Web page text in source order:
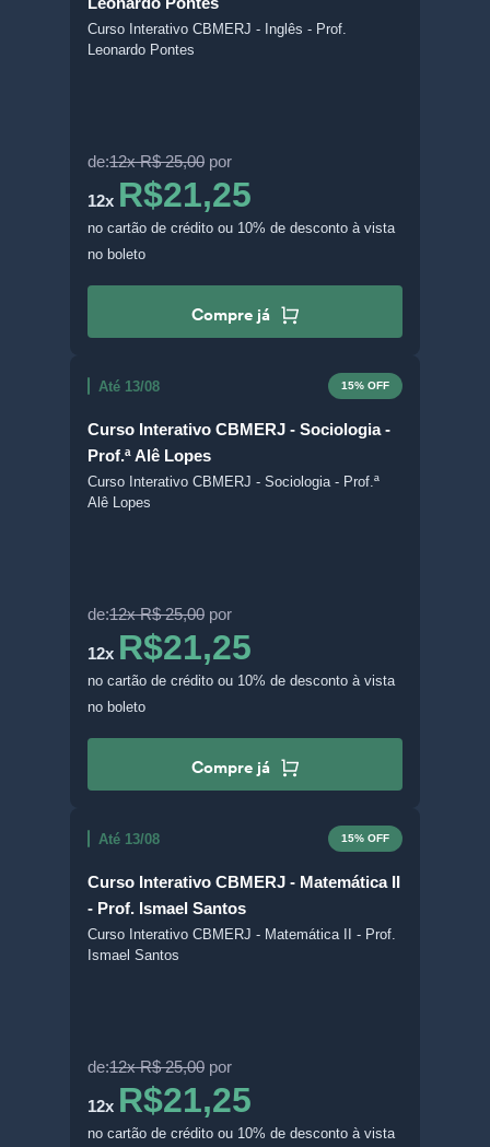
Curso Interativo CBMERJ - Inglês - Prof.
Leonardo Pontes
de:12x R$ 25,00 por
12x R$21,25
no cartão de crédito ou 10% de desconto à vista
no boleto
Compre já
Até 13/08 15% OFF
Curso Interativo CBMERJ - Sociologia -
Prof.ª Alê Lopes
Curso Interativo CBMERJ - Sociologia - Prof.ª
Alê Lopes
de:12x R$ 25,00 por
12x R$21,25
no cartão de crédito ou 10% de desconto à vista
no boleto
Compre já
Até 13/08 15% OFF
Curso Interativo CBMERJ - Matemática II
- Prof. Ismael Santos
Curso Interativo CBMERJ - Matemática II - Prof.
Ismael Santos
de:12x R$ 25,00 por
12x R$21,25
no cartão de crédito ou 10% de desconto à vista